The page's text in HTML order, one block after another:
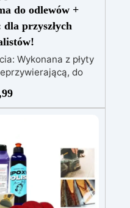
do odlewów +
przyszłych
Wykonana z płyty
do
jakości: 1,6 kg
żywicy
UV, łatwej do
Zawiera drewno
barwniki (biały,
żółty), wagę i
Łatwy montaż:
gotowa do użycia,
precyzję.